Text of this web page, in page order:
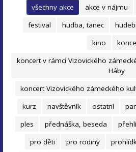
všechny akce
akce v nájmu
festival
hudba, tanec
kino
koncert v rámci Vizovického
Háby
koncert Vizovického zámeckého
kurz
navštěvník ostatní
ples
přednáška, beseda
pro děti
pro rodiny